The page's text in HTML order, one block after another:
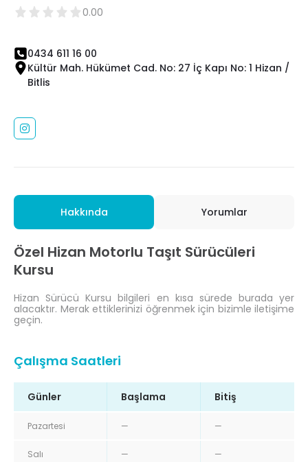
0.00
0434 611 16 00
Kültür Mah. Hükümet Cad. No: 27 İç Kapı No: 1 Hizan /
Bitlis
Hakkında Yorumlar
Özel Hizan Motorlu Taşıt Sürücüleri
Kursu
Hizan Sürücü Kursu bilgileri en kısa sürede burada yer
alacaktır. Merak ettiklerinizi öğrenmek için bizimle iletişime
geçin.
Çalışma Saatleri
Günler Başlama Bitiş
Pazartesi — —
Salı — —